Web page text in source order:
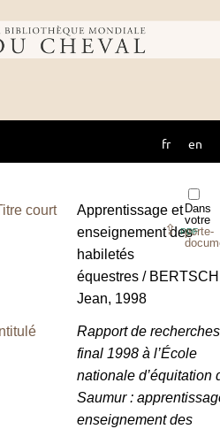
du
fr en
Dans
votre
porte-
⇪PDF
court
Apprentissage et
enseignement des
habiletés
équestres / BERTSCH
Jean, 1998
Intitulé
Rapport de recherches
final 1998 à l’École
nationale d’équitation
Saumur :
enseignement des